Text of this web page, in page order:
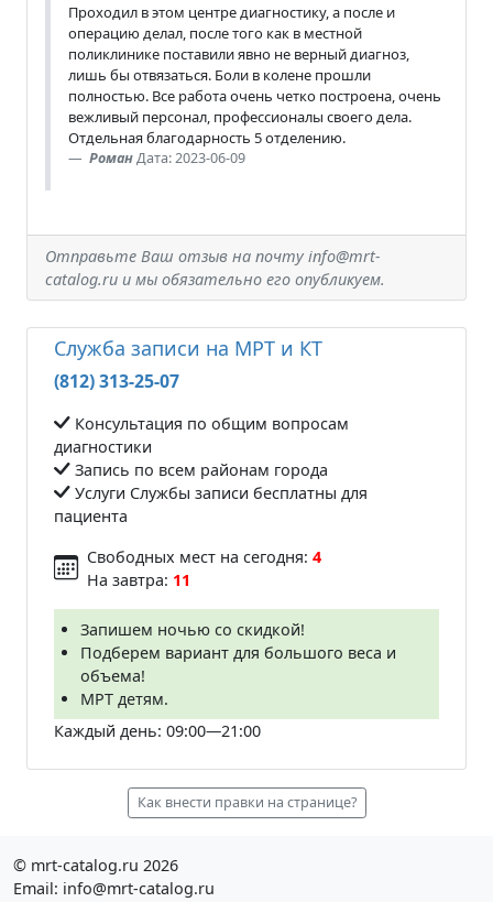
Проходил в этом центре диагностику, а после и
операцию делал, после того как в местной
поликлинике поставили явно не верный диагноз,
лишь бы отвязаться. Боли в колене прошли
полностью. Все работа очень четко построена, очень
вежливый персонал, профессионалы своего дела.
Отдельная благодарность 5 отделению.
РоманДата: 2023-06-09
Отправьте Ваш отзыв на почту info@mrt-
catalog.ru и мы обязательно его опубликуем.
Служба записи на МРТ и КТ
(812) 313-25-07
Консультация по общим вопросам
диагностики
Запись по всем районам города
Услуги Службы записи бесплатны для
пациента
Свободных мест на сегодня: 4
На завтра: 11
Запишем ночью со скидкой!
Подберем вариант для большого веса и
объема!
МРТ детям.
Каждый день: 09:00—21:00
Как внести правки на странице?
© mrt-catalog.ru 2026
Email: info@mrt-catalog.ru